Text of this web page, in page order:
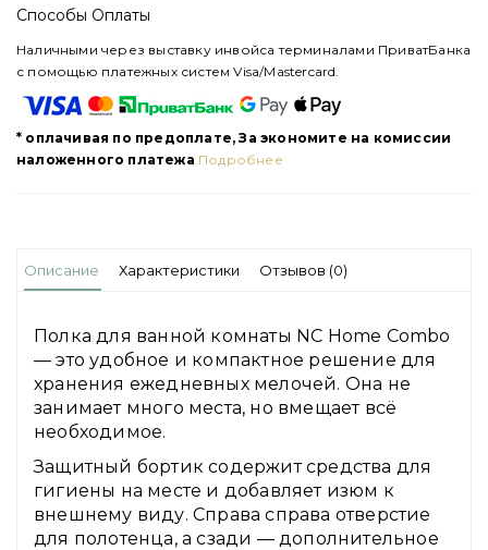
Способы Оплаты
Наличными через выставку инвойса терминалами ПриватБанка
с помощью платежных систем Visa/Mastercard.
* оплачивая по предоплате, За экономите на комиссии
наложенного платежа Подробнее
Описание Характеристики Отзывов (0)
Полка для ванной комнаты NC Home Combo
— это удобное и компактное решение для
хранения ежедневных мелочей. Она не
занимает много места, но вмещает всё
необходимое.
Защитный бортик содержит средства для
гигиены на месте и добавляет изюм к
внешнему виду. Справа справа отверстие
для полотенца, а сзади — дополнительное